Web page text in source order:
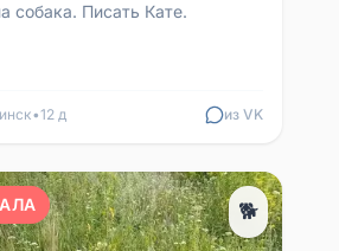
собака. Писать Кате.
•12 д из VK
🐕